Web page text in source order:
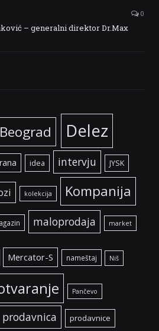
0
– generalni direktor Dr.Max
Beograd Delez
idea intervju JYSK
kolekcija Kompanija
maloprodaja market
Mercator-S nameštaj Niš
Pančevo
prodavnica prodavnice